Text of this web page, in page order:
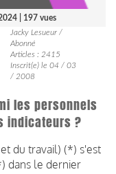
| 197 vues
Jacky Lesueur /
Abonné
Articles : 2415
Inscrit(e) le 04 / 03
/ 2008
les personnels
indicateurs ?
du travail) (*) s'est
dans le dernier